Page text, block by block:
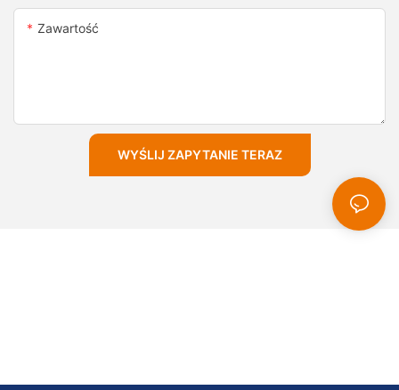
Zawartość
WYŚLIJ ZAPYTANIE TERAZ